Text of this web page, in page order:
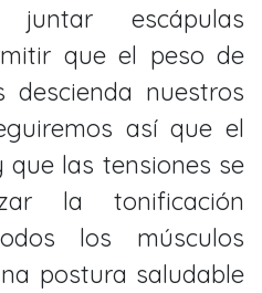
escápulas
que el peso de
descienda nuestros
así que el
que las tensiones se
la tonificación
los músculos
postura saludable